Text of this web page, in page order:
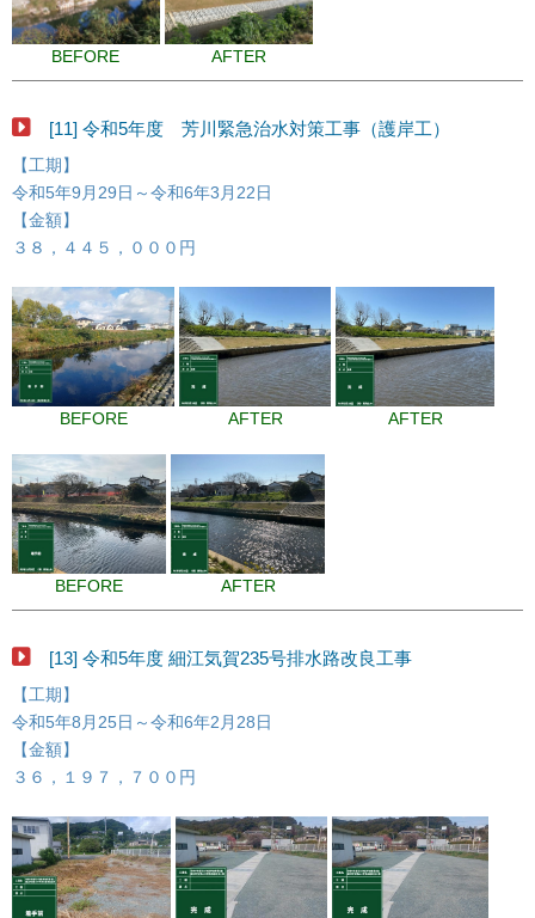
BEFORE AFTER
[11] 令和5年度 芳川緊急治水対策工事（護岸工）
【工期】
令和5年9月29日～令和6年3月22日
【金額】
３８，４４５，０００円
BEFORE AFTER AFTER
BEFORE AFTER
[13] 令和5年度 細江気賀235号排水路改良工事
【工期】
令和5年8月25日～令和6年2月28日
【金額】
３６，１９７，７００円